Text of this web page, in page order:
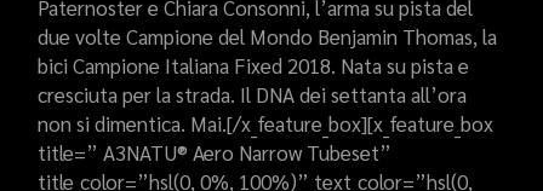
Paternoster e Chiara Consonni, l’arma su pista del
due volte Campione del Mondo Benjamin Thomas, la
bici Campione Italiana Fixed 2018. Nata su pista e
cresciuta per la strada. Il DNA dei settanta all’ora
non si dimentica. Mai.[/x_feature_box][x_feature_box
title=” A3NATU® Aero Narrow Tubeset”
title_color=”hsl(0, 0%, 100%)” text_color=”hsl(0,